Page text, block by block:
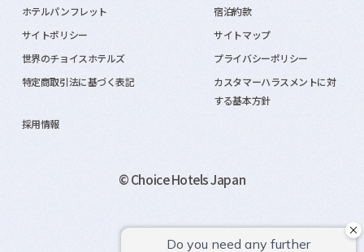
ホテルパンフレット
宿泊約款
サイトポリシー
サイトマップ
世界のチョイスホテルズ
プライバシーポリシー
特定商取引法に基づく表記
カスタマーハラスメントに対
する基本方針
採用情報
© Choice Hotels Japan